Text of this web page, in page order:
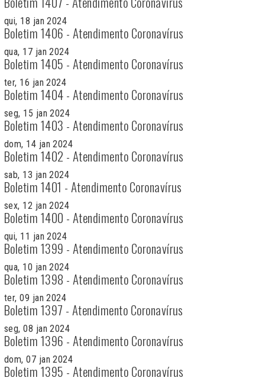
qui, 18 jan 2024
Boletim 1406 - Atendimento Coronavírus
qua, 17 jan 2024
Boletim 1405 - Atendimento Coronavírus
ter, 16 jan 2024
Boletim 1404 - Atendimento Coronavírus
seg, 15 jan 2024
Boletim 1403 - Atendimento Coronavírus
dom, 14 jan 2024
Boletim 1402 - Atendimento Coronavírus
sab, 13 jan 2024
Boletim 1401 - Atendimento Coronavírus
sex, 12 jan 2024
Boletim 1400 - Atendimento Coronavírus
qui, 11 jan 2024
Boletim 1399 - Atendimento Coronavírus
qua, 10 jan 2024
Boletim 1398 - Atendimento Coronavírus
ter, 09 jan 2024
Boletim 1397 - Atendimento Coronavírus
seg, 08 jan 2024
Boletim 1396 - Atendimento Coronavírus
dom, 07 jan 2024
Boletim 1395 - Atendimento Coronavírus